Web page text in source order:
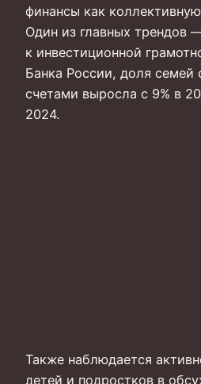
финансы как
Один из главных трендов
к инвестиционной
Банка России, доля семей
счетами выросла с 9% в
2024.
Также наблюдается
детей и подростков в